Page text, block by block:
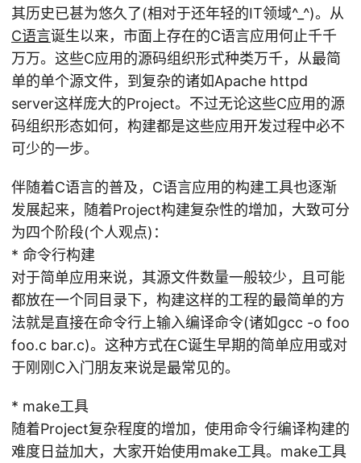
其历史已甚为悠久了(相对于还年轻的IT领域^_^)。从
C语言诞生以来，市面上存在的C语言应用何止千千
万万。这些C应用的源码组织形式种类万千，从最简
单的单个源文件，到复杂的诸如Apache httpd
server这样庞大的Project。不过无论这些C应用的源
码组织形态如何，构建都是这些应用开发过程中必不
可少的一步。
伴随着C语言的普及，C语言应用的构建工具也逐渐
发展起来，随着Project构建复杂性的增加，大致可分
为四个阶段(个人观点)：
* 命令行构建
对于简单应用来说，其源文件数量一般较少，且可能
都放在一个同目录下，构建这样的工程的最简单的方
法就是直接在命令行上输入编译命令(诸如gcc -o foo
foo.c bar.c)。这种方式在C诞生早期的简单应用或对
于刚刚C入门朋友来说是最常见的。
* make工具
随着Project复杂程度的增加，使用命令行编译构建的
难度日益加大，大家开始使用make工具。make工具